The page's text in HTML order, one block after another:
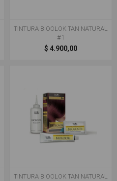
TINTURA BIOOLOK TAN NATURAL
#1
$ 4.900,00
TINTURA BIOOLOK TAN NATURAL